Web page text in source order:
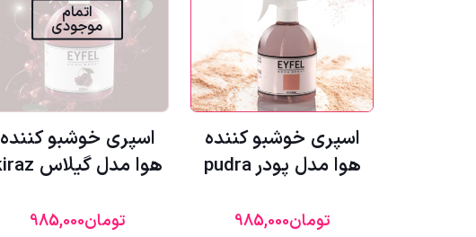
اسپری خوشبو کننده
هوا مدل پودر pudra
تومان985,000
اتمام
موجودی
اسپری خوشبو کننده
هوا مدل گیلاس kiraz
تومان985,000